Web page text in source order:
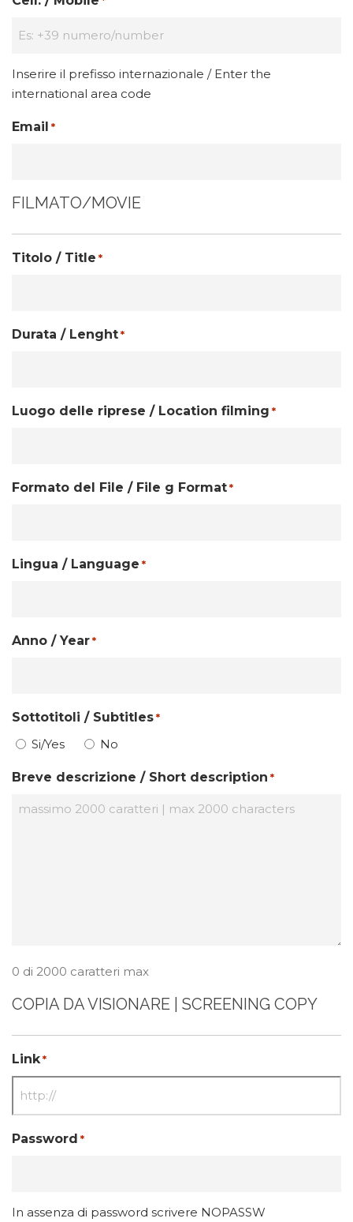
Inserire il prefisso internazionale / Enter the
international area code
Email *
FILMATO/MOVIE
Titolo / Title *
Durata / Lenght *
Luogo delle riprese / Location filming *
Formato del File / File g Format *
Lingua / Language *
Anno / Year *
Sottotitoli / Subtitles *
Si/Yes No
Breve descrizione / Short description *
0 di 2000 caratteri max
COPIA DA VISIONARE | SCREENING COPY
Link *
Password *
In assenza di password scrivere NOPASSW